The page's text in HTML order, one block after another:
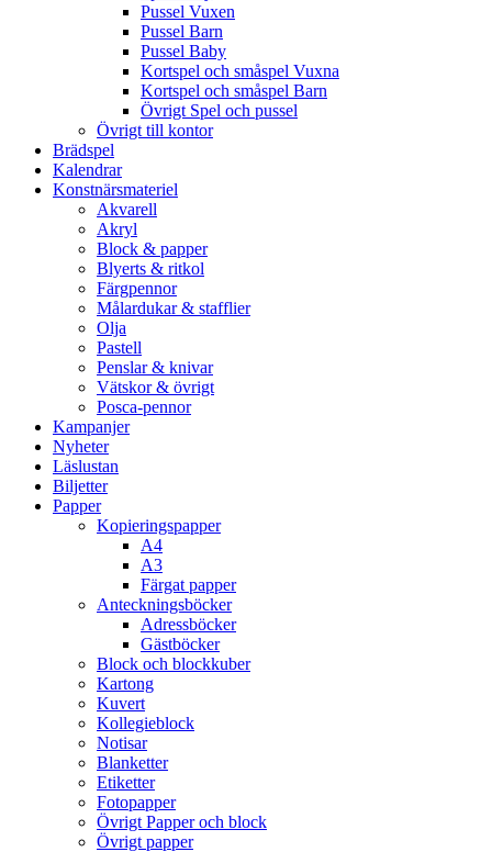
Pussel Vuxen
Pussel Barn
Pussel Baby
Kortspel och småspel Vuxna
Kortspel och småspel Barn
Övrigt Spel och pussel
Övrigt till kontor
Brädspel
Kalendrar
Konstnärsmateriel
Akvarell
Akryl
Block & papper
Blyerts & ritkol
Färgpennor
Målardukar & stafflier
Olja
Pastell
Penslar & knivar
Vätskor & övrigt
Posca-pennor
Kampanjer
Nyheter
Läslustan
Biljetter
Papper
Kopieringspapper
A4
A3
Färgat papper
Anteckningsböcker
Adressböcker
Gästböcker
Block och blockkuber
Kartong
Kuvert
Kollegieblock
Notisar
Blanketter
Etiketter
Fotopapper
Övrigt Papper och block
Övrigt papper